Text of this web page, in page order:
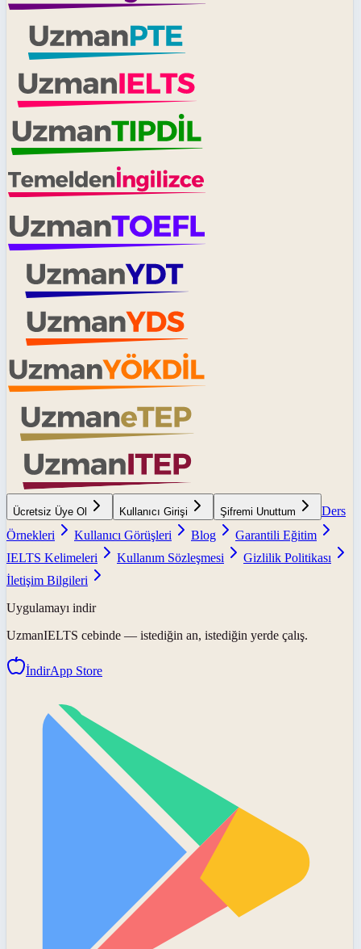
Ücretsiz Üye Ol Kullanıcı Girişi Şifremi Unuttum
Ders
Örnekleri
Kullanıcı Görüşleri Blog
Garantili Eğitim
IELTS Kelimeleri
Kullanım Sözleşmesi
Gizlilik Politikası
İletişim Bilgileri
Uygulamayı indir
UzmanIELTS cebinde — istediğin an, istediğin yerde çalış.
İndirApp Store